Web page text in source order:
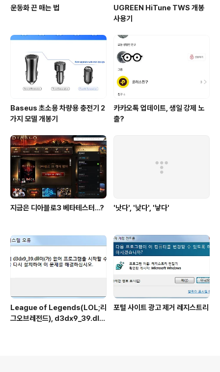
운동화 끈 매는 법
UGREEN HiTune TWS 개봉
사용기
Baseus 초소용 차량용 충전기 2
가지 모델 개봉기
카카오톡 업데이트, 생일 강제 노
출?
지금은 디아블로3 베타테스터...? '낫다', '낮다', '낳다'
League of Legends(LOL;리
그오브레전드), d3dx9_39.dll
포털 사이트 광고 제거 레지스트리